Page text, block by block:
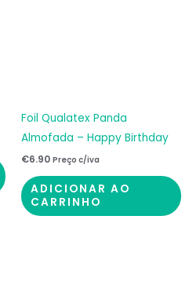
Foil Qualatex Panda
Almofada – Happy Birthday
€6.90 Preço c/iva
ADICIONAR AO
CARRINHO